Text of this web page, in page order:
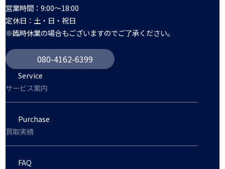
営業時間：9:00～18:00
定休日：土・日・祝日
※臨時休業の場合もございますのでご了承ください。
080-4162-6399
Service
サービス案内
Purchase
買取実績
FAQ